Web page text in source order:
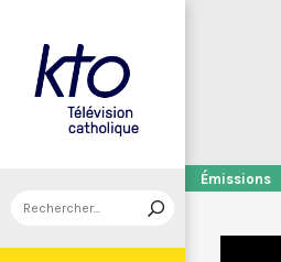
Émissions